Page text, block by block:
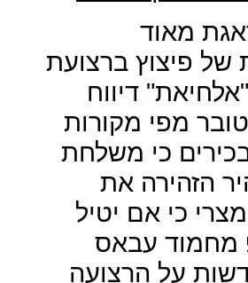
מאוד
פיצוץ ברצועת
דיווח
מפי מקורות
כי משלחת
הזהירה את
כי אם יטיל
מחמוד עבאס
על הרצועה